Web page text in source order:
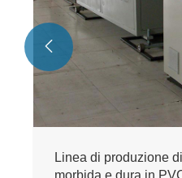
di coestrusione
